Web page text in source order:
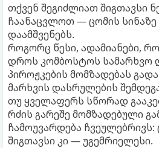
თქვენ შეგიძლიათ შიგთავსი
ჩაანაცვლოთ — ცომის სინაზე
დაამშვენებს.
როგორც წესი, ადამიანები,
დროს კომბოსტოს სამარხვო
პიროჟკების მომზადებას
მარხვის დასრულების
თუ ყველაფერს სწორად
რძის გარეშე მომზადებული
ჩამოუვარდება
შიგთავსი კი — უგემრიელესი.